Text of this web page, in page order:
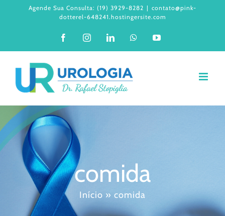
Agende Sua Consulta: (19) 3929-8282 | contato@pink-
dotterel-648241.hostingersite.com
FacebookInstagramLinkedInWhatsAppYouTube
comida
Início » comida